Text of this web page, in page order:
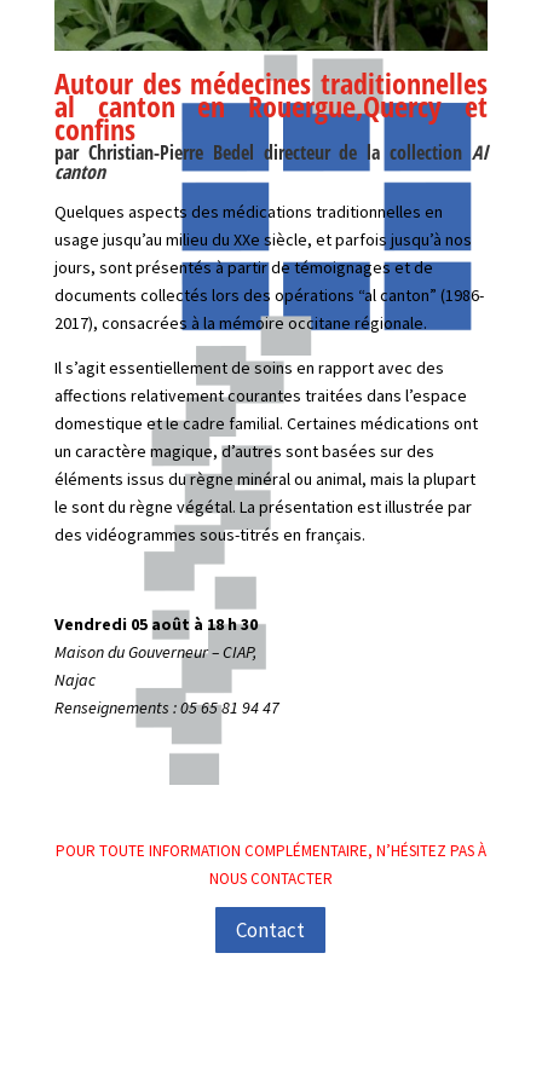
Autour des médecines traditionnelles
al canton en Rouergue,Quercy et
confins
par Christian-Pierre Bedel directeur de la collectionAl
canton
Quelques aspects des médications traditionnelles en
usage jusqu’au milieu du XXe siècle, et parfois jusqu’à nos
jours, sont présentés à partir de témoignages et de
documents collectés lors des opérations “al canton” (1986-
2017), consacrées à la mémoire occitane régionale.
Il s’agit essentiellement de soins en rapport avec des
affections relativement courantes traitées dans l’espace
domestique et le cadre familial. Certaines médications ont
un caractère magique, d’autres sont basées sur des
éléments issus du règne minéral ou animal, mais la plupart
le sont du règne végétal. La présentation est illustrée par
des vidéogrammes sous-titrés en français.
Vendredi 05 août à 18 h 30
Maison du Gouverneur – CIAP,
Najac
Renseignements : 05 65 81 94 47
POUR TOUTE INFORMATION COMPLÉMENTAIRE, N’HÉSITEZ PAS À
NOUS CONTACTER
Contact